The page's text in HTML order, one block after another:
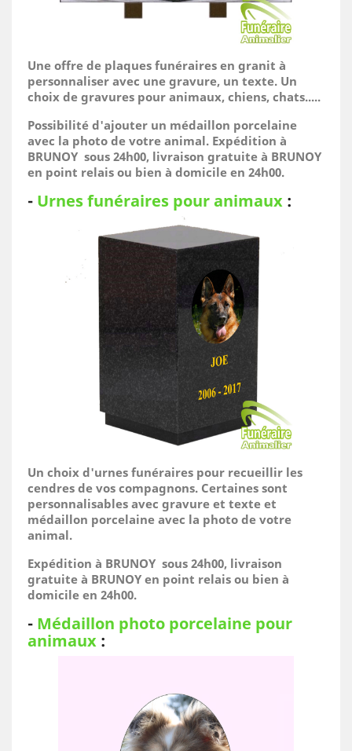
Une offre de plaques funéraires en granit à
personnaliser avec une gravure, un texte. Un
choix de gravures pour animaux, chiens, chats.....
Possibilité d'ajouter un médaillon porcelaine
avec la photo de votre animal. Expédition à
BRUNOY sous 24h00, livraison gratuite à BRUNOY
en point relais ou bien à domicile en 24h00.
- Urnes funéraires pour animaux :
Un choix d'urnes funéraires pour recueillir les
cendres de vos compagnons. Certaines sont
personnalisables avec gravure et texte et
médaillon porcelaine avec la photo de votre
animal.
Expédition à BRUNOY sous 24h00, livraison
gratuite à BRUNOY en point relais ou bien à
domicile en 24h00.
- Médaillon photo porcelaine pour
animaux :